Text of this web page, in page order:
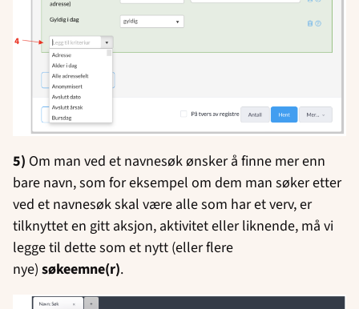
5) Om man ved et navnesøk ønsker å finne mer enn
bare navn, som for eksempel om dem man søker etter
ved et navnesøk skal være alle som har et verv, er
tilknyttet en gitt aksjon, aktivitet eller liknende, må vi
legge til dette som et nytt (eller flere
nye) søkeemne(r).